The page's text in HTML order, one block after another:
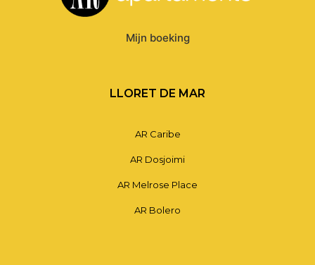
Mijn boeking
LLORET DE MAR
AR Caribe
AR Dosjoimi
AR Melrose Place
AR Bolero